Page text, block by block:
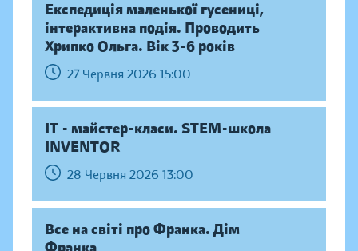
Експедиція маленької гусениці,
інтерактивна подія. Проводить
Хрипко Ольга. Вік 3-6 років
27 Червня 2026 15:00
IT - майстер-класи. STEM-школа
INVENTOR
28 Червня 2026 13:00
Все на світі про Франка. Дім